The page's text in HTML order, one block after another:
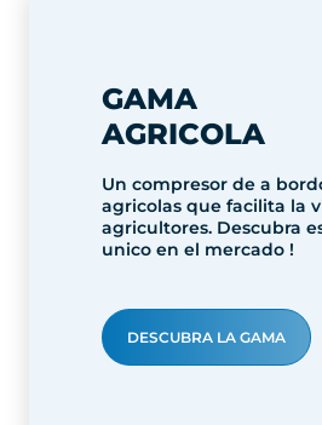
GAMA
AGRICOLA
Un compresor de a
agricolas que facilita la
agricultores. Descubra
unico en el mercado !
DESCUBRA LA GAMA